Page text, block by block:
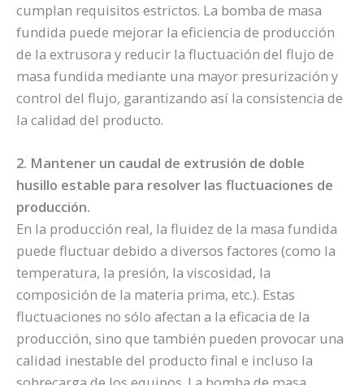
cumplan requisitos estrictos. La bomba de masa
fundida puede mejorar la eficiencia de producción
de la extrusora y reducir la fluctuación del flujo de
masa fundida mediante una mayor presurización y
control del flujo, garantizando así la consistencia de
la calidad del producto.
2. Mantener un caudal de extrusión de doble
husillo estable para resolver las fluctuaciones de
producción.
En la producción real, la fluidez de la masa fundida
puede fluctuar debido a diversos factores (como la
temperatura, la presión, la viscosidad, la
composición de la materia prima, etc.). Estas
fluctuaciones no sólo afectan a la eficacia de la
producción, sino que también pueden provocar una
calidad inestable del producto final e incluso la